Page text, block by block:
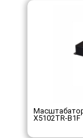
Масштабатор
X5102TR-B1F